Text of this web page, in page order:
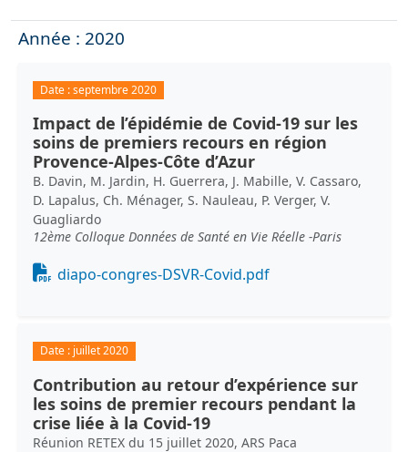
Année : 2020
Date :septembre 2020
Impact de l’épidémie de Covid-19 sur les
soins de premiers recours en région
Provence-Alpes-Côte d’Azur
B. Davin, M. Jardin, H. Guerrera, J. Mabille, V. Cassaro,
D. Lapalus, Ch. Ménager, S. Nauleau, P. Verger, V.
Guagliardo
12ème Colloque Données de Santé en Vie Réelle -Paris
Document
diapo-congres-DSVR-Covid.pdf
Date : juillet 2020
Contribution au retour d’expérience sur
les soins de premier recours pendant la
crise liée à la Covid-19
Réunion RETEX du 15 juillet 2020, ARS Paca